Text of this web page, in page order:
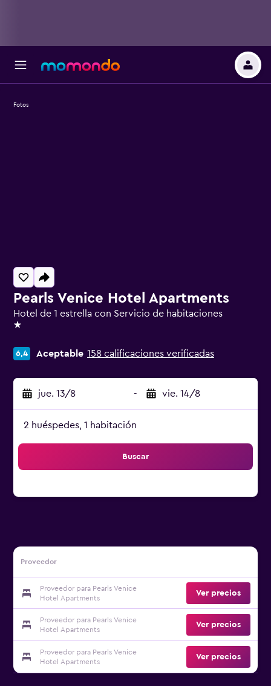
Pearls Venice Hotel Apartments
Hotel de 1 estrella con Servicio de habitaciones
1 estrella
6,4 Aceptable 158 calificaciones verificadas
jue. 13/8 - vie. 14/8
2 huéspedes, 1 habitación
Buscar
Proveedor
Proveedor para Pearls Venice
Hotel Apartments
Ver precios
Proveedor para Pearls Venice
Hotel Apartments
Ver precios
Proveedor para Pearls Venice
Hotel Apartments
Ver precios
Fotos